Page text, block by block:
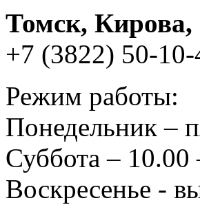
Томск, Кирова,
+7 (3822) 50-10-
Режим работы:
Понедельник –
Суббота – 10.00
Воскресенье -